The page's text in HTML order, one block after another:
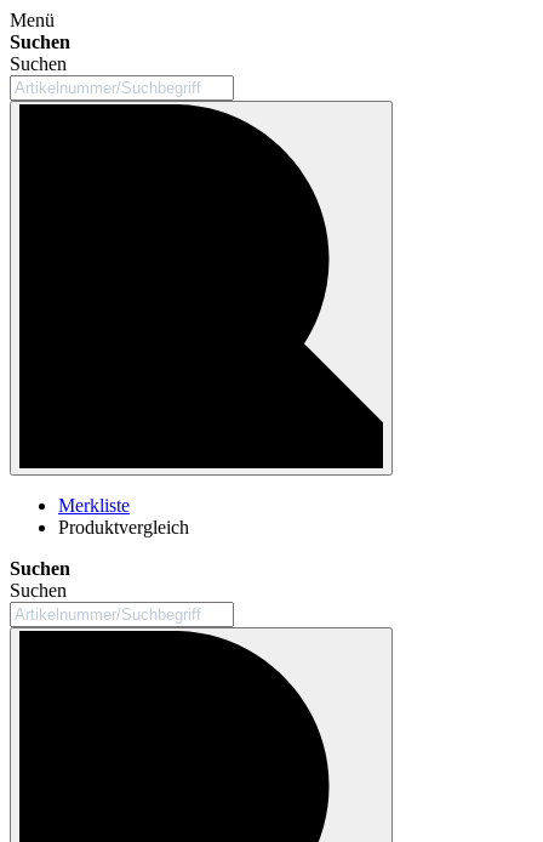
Menü
Suchen
Suchen
Merkliste
Produktvergleich
Suchen
Suchen